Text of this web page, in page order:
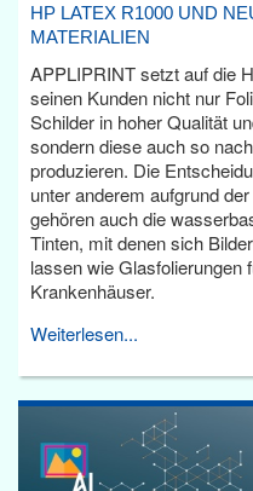
HP LATEX R1000 UND
MATERIALIEN
APPLIPRINT setzt auf die
seinen Kunden nicht nur
Schilder in hoher Qualität
sondern diese auch so
produzieren. Die
unter anderem aufgrund
gehören auch die
Tinten, mit denen sich
lassen wie Glasfolierungen
Krankenhäuser.
Weiterlesen...